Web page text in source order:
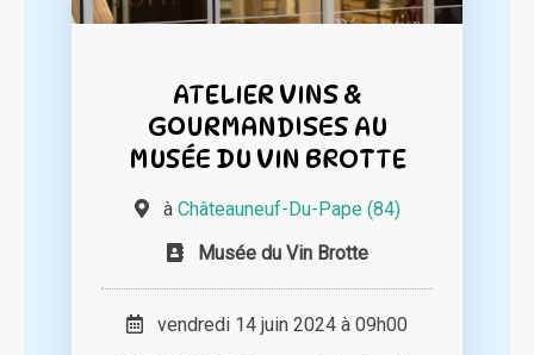
ATELIER VINS &
GOURMANDISES AU
MUSÉE DU VIN BROTTE
à Châteauneuf-Du-Pape (84)
Musée du Vin Brotte
vendredi 14 juin 2024 à 09h00